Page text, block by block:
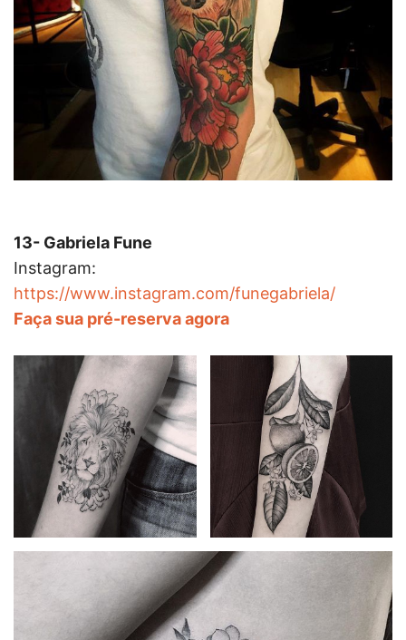
13- Gabriela Fune
Instagram:
https://www.instagram.com/funegabriela/
Faça sua pré-reserva agora